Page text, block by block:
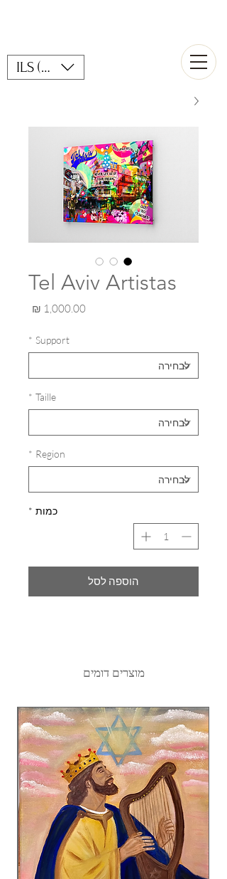
ILS (₪)
Tel Aviv Artistas
Support
*
Taille
*
Region
*
כמות *
הוספה לסל
מוצרים דומים